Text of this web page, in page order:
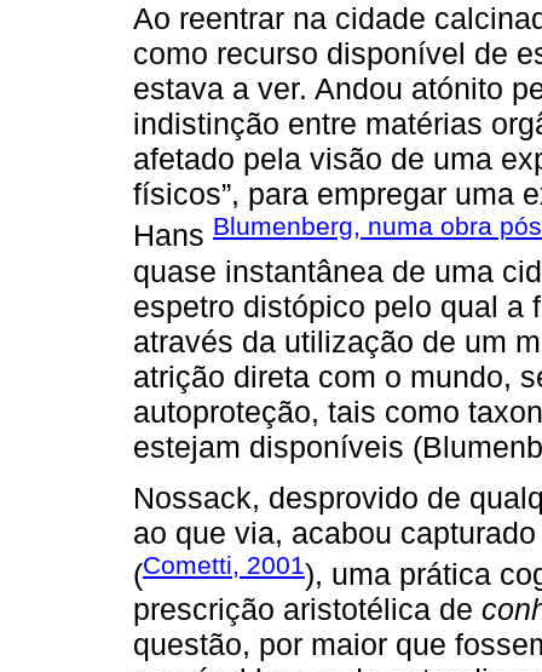
Ao reentrar na cidade
como recurso disponível de
estava a ver. Andou atónito
indistinção entre matérias
afetado pela visão de uma
físicos”, para empregar uma
Hans Blumenberg, numa obra
quase instantânea de uma
espetro distópico pelo qual a
através da utilização de um
atrição direta com o mundo,
autoproteção, tais como
estejam disponíveis
Nossack, desprovido de
ao que via, acabou
(Cometti, 2001), uma prática
prescrição aristotélica de
questão, por maior que